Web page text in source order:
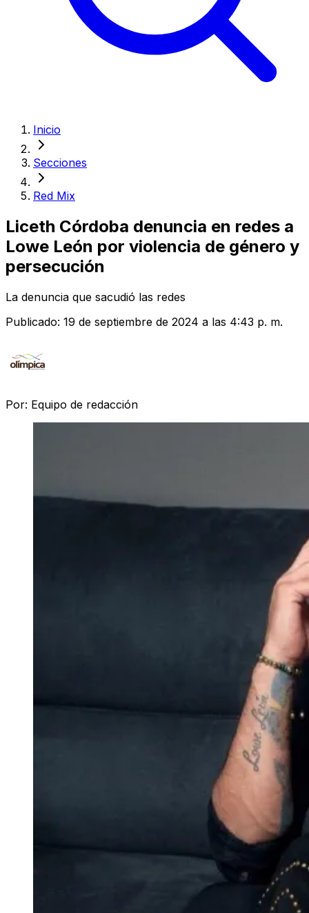
Inicio
Secciones
Red Mix
Liceth Córdoba denuncia en redes a
Lowe León por violencia de género y
persecución
La denuncia que sacudió las redes
Publicado: 19 de septiembre de 2024 a las 4:43 p. m.
Por: Equipo de redacción